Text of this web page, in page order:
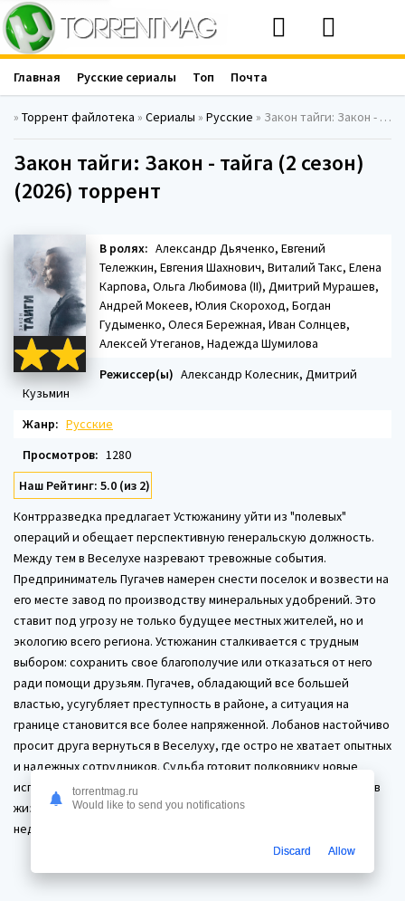
» Торрент файлотека » Сериалы » Русские » Закон тайги: Закон - тайга (2 сезон) (2026)
Закон тайги: Закон - тайга (2 сезон)
(2026) торрент
В ролях: Александр Дьяченко, Евгений
Тележкин, Евгения Шахнович, Виталий Такс, Елена
Карпова, Ольга Любимова (II), Дмитрий Мурашев,
Андрей Мокеев, Юлия Скороход, Богдан
Гудыменко, Олеся Бережная, Иван Солнцев,
Алексей Утеганов, Надежда Шумилова
Режиссер(ы) Александр Колесник, Дмитрий
Кузьмин
Жанр: Русские
Просмотров: 1280
Наш Рейтинг: 5.0 (из 2)
Контрразведка предлагает Устюжанину уйти из "полевых"
операций и обещает перспективную генеральскую должность.
Между тем в Веселухе назревают тревожные события.
Предприниматель Пугачев намерен снести поселок и возвести на
его месте завод по производству минеральных удобрений. Это
ставит под угрозу не только будущее местных жителей, но и
экологию всего региона. Устюжанин сталкивается с трудным
выбором: сохранить свое благополучие или отказаться от него
ради помощи друзьям. Пугачев, обладающий все большей
властью, усугубляет преступность в районе, а ситуация на
границе становится все более напряженной. Лобанов настойчиво
просит друга вернуться в Веселуху, где остро не хватает опытных
и надежных сотрудников. Судьба готовит полковнику новые
испытания и тяжелые потрясения. Дополнительную сложность в
жизнь Устюжанина внесет журналистка Вика, работающая в
недавно открывшейся газете "Вести Веселухи".
Главная Русские сериалы Топ Почта
torrentmag.ru
Would like to send you notifications
Discard Allow